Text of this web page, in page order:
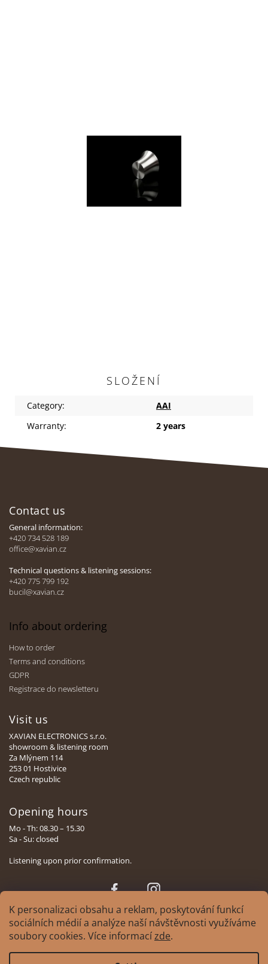
K personalizaci obsahu a reklam, poskytování funkcí
sociálních médií a analýze naší návštěvnosti využíváme
soubory cookies. Více informacízde.
SLOŽENÍ
Category:
AAI
Warranty: 2 years
Contact us
General information:
+420 734 528 189
office@xavian.cz
Technical questions & listening sessions:
+420 775 799 192
bucil@xavian.cz
Info about ordering
How to order
Terms and conditions
GDPR
Registrace do newsletteru
Visit us
XAVIAN ELECTRONICS s.r.o.
showroom & listening room
Za Mlýnem 114
253 01 Hostivice
Czech republic
Opening hours
Mo - Th: 08.30 – 15.30
Sa - Su: closed
Listening upon prior confirmation.
Face
Insta